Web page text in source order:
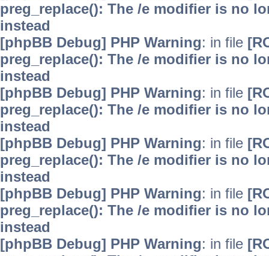
preg_replace(): The /e modifier is no
instead
[phpBB Debug] PHP Warning: in file
preg_replace(): The /e modifier is no
instead
[phpBB Debug] PHP Warning: in file
preg_replace(): The /e modifier is no
instead
[phpBB Debug] PHP Warning: in file
preg_replace(): The /e modifier is no
instead
[phpBB Debug] PHP Warning: in file
preg_replace(): The /e modifier is no
instead
[phpBB Debug] PHP Warning: in file